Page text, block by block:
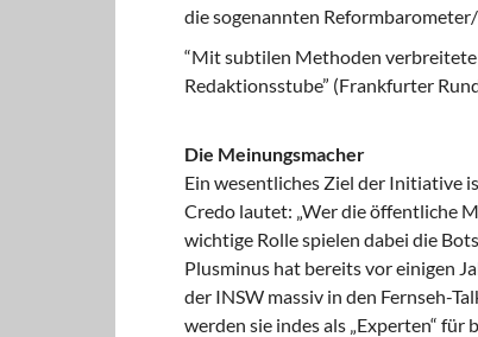
die sogenannten
“Mit subtilen Methoden verbreitete
Redaktionsstube” (Frankfurter
Die Meinungsmacher
Ein wesentliches Ziel der Initiative
Credo lautet: „Wer die öffentliche
wichtige Rolle spielen dabei die
Plusminus hat bereits vor einigen
der INSW massiv in den Fernseh-
werden sie indes als „Experten“